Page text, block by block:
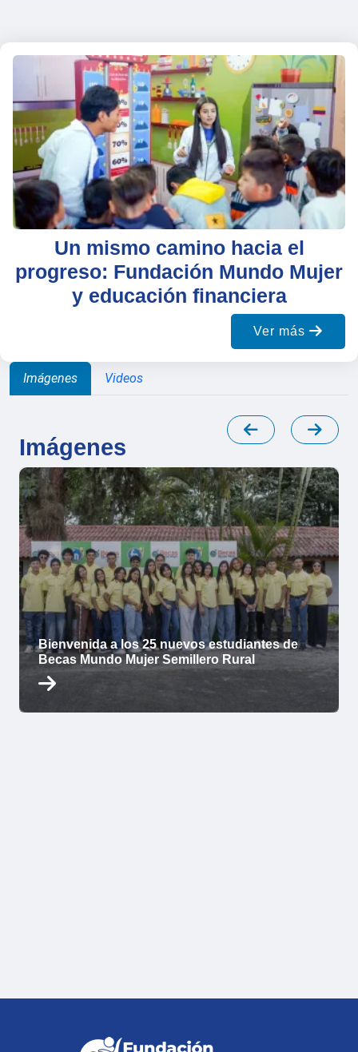
Un mismo camino hacia el
progreso: Fundación Mundo Mujer
y educación financiera
Ver más
Imágenes Videos
Imágenes
Bienvenida a los 25 nuevos estudiantes de
Becas Mundo Mujer Semillero Rural